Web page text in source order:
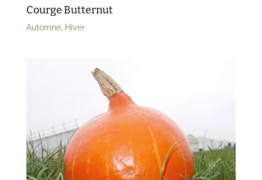
Courge Butternut
Automne, Hiver